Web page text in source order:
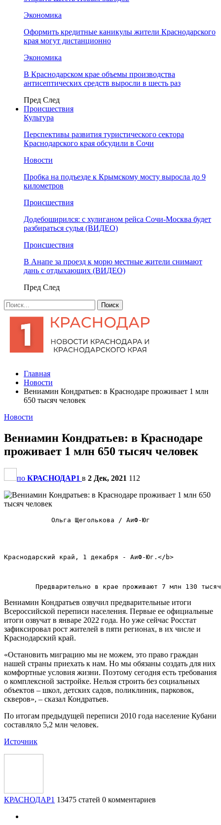
Экономика
Оформить кредитные каникулы жители Краснодарского
края могут дистанционно
Экономика
В Краснодарском крае объемы производства
антисептических средств выросли в шесть раз
Пред След
Происшествия
Культура
Перспективы развития туристического сектора
Краснодарского края обсудили в Сочи
Новости
Пробка на подъезде к Крымскому мосту выросла до 9
километров
Происшествия
Додебоширился: с хулиганом рейса Сочи-Москва будет
разбираться судья (ВИДЕО)
Происшествия
В Анапе за проезд к морю местные жители снимают
дань с отдыхающих (ВИДЕО)
Пред След
Главная
Новости
Вениамин Кондратьев: в Краснодаре проживает 1 млн
650 тысяч человек
Новости
Вениамин Кондратьев: в Краснодаре
проживает 1 млн 650 тысяч человек
по КРАСНОДАР1 в 2 Дек, 2021 112
            Ольга Щеголькова / АиФ-Юг
Краснодарский край, 1 декабря - АиФ-Юг.</b>
Вениамин Кондратьев озвучил предварительные итоги
Всероссийской переписи населения. Первые ее официальные
итоги озвучат в январе 2022 года. Но уже сейчас Росстат
зафиксировал рост жителей в пяти регионах, в их числе и
Краснодарский край.
«Остановить миграцию мы не можем, это право граждан
нашей страны приехать к нам. Но мы обязаны создать для них
комфортные условия жизни. Поэтому сегодня есть требования
о комплексной застройке. Нельзя строить без социальных
объектов – школ, детских садов, поликлиник, парковок,
скверов», – сказал Кондратьев.
По итогам предыдущей переписи 2010 года население Кубани
составляло 5,2 млн человек.
Источник
КРАСНОДАР1 13475 статей 0 комментариев